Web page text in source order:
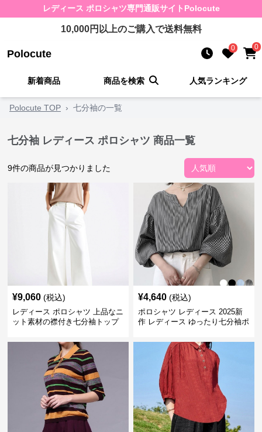
レディース ポロシャツ専門通販サイト Polocute
10,000円以上のご購入で送料無料
Polocute 0 0
新着商品 商品を検索 人気ランキング
Polocute TOP › 七分袖の一覧
七分袖 レディース ポロシャツ 商品一覧
9件の商品が見つかりました
¥9,060 (税込)
レディース ポロシャツ 上品なニ
ット素材の襟付き七分袖トップ
¥4,640 (税込)
ポロシャツ レディース 2025新
作 レディース ゆったり七分袖ポ